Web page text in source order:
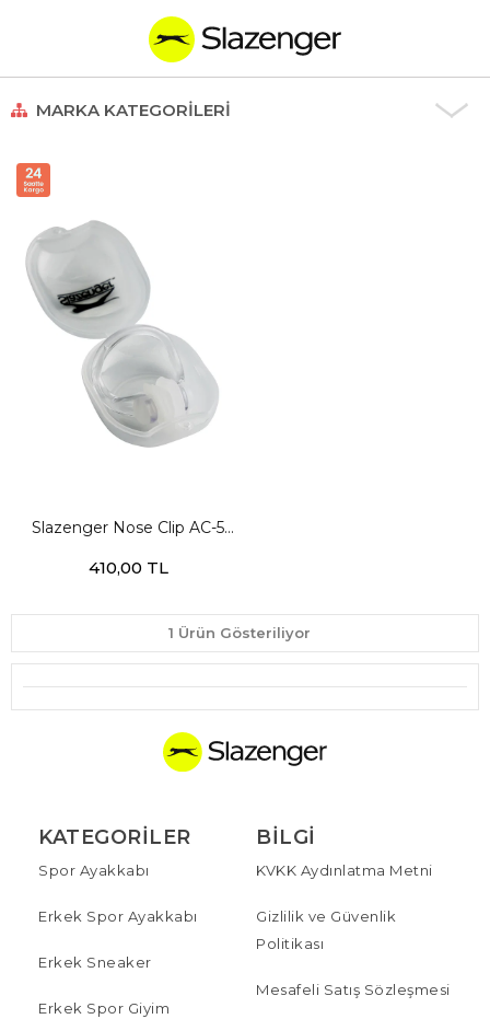
MARKA KATEGORILERI
Slazenger Nose Clip AC-5
410,00 TL
1 Ürün Gösteriliyor
KATEGORILER
Spor Ayakkabı
Erkek Spor Ayakkabı
Erkek Sneaker
Erkek Spor Giyim
BILGI
KVKK Aydınlatma Metni
Gizlilik ve Güvenlik
Politikası
Mesafeli Satış Sözleşmesi